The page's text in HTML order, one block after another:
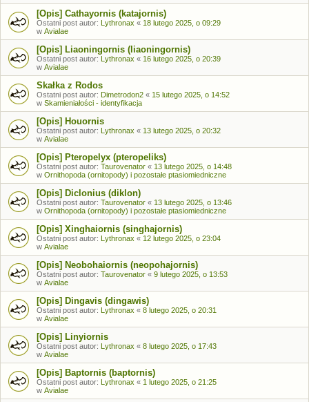
[Opis] Cathayornis (katajornis)
Ostatni post autor: Lythronax « 18 lutego 2025, o 09:29
w Avialae
[Opis] Liaoningornis (liaoningornis)
Ostatni post autor: Lythronax « 16 lutego 2025, o 20:39
w Avialae
Skałka z Rodos
Ostatni post autor: Dimetrodon2 « 15 lutego 2025, o 14:52
w Skamieniałości - identyfikacja
[Opis] Houornis
Ostatni post autor: Lythronax « 13 lutego 2025, o 20:32
w Avialae
[Opis] Pteropelyx (pteropeliks)
Ostatni post autor: Taurovenator « 13 lutego 2025, o 14:48
w Ornithopoda (ornitopody) i pozostałe ptasiomiedniczne
[Opis] Diclonius (diklon)
Ostatni post autor: Taurovenator « 13 lutego 2025, o 13:46
w Ornithopoda (ornitopody) i pozostałe ptasiomiedniczne
[Opis] Xinghaiornis (singhajornis)
Ostatni post autor: Lythronax « 12 lutego 2025, o 23:04
w Avialae
[Opis] Neobohaiornis (neopohajornis)
Ostatni post autor: Taurovenator « 9 lutego 2025, o 13:53
w Avialae
[Opis] Dingavis (dingawis)
Ostatni post autor: Lythronax « 8 lutego 2025, o 20:31
w Avialae
[Opis] Linyiornis
Ostatni post autor: Lythronax « 8 lutego 2025, o 17:43
w Avialae
[Opis] Baptornis (baptornis)
Ostatni post autor: Lythronax « 1 lutego 2025, o 21:25
w Avialae